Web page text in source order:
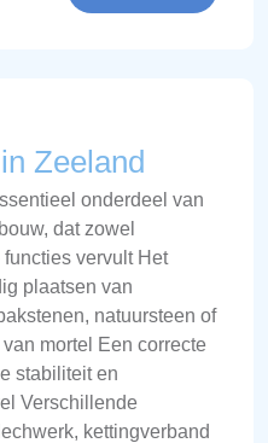
Zeeland
onderdeel van
dat zowel
vervult Het
plaatsen van
natuursteen of
mortel Een correcte
stabiliteit en
Verschillende
kettingverband